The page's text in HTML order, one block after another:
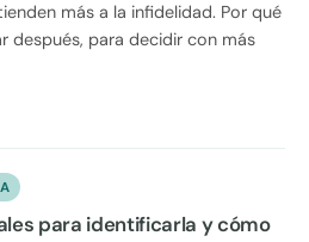
más a la infidelidad. Por qué
después, para decidir con más
para identificarla y cómo